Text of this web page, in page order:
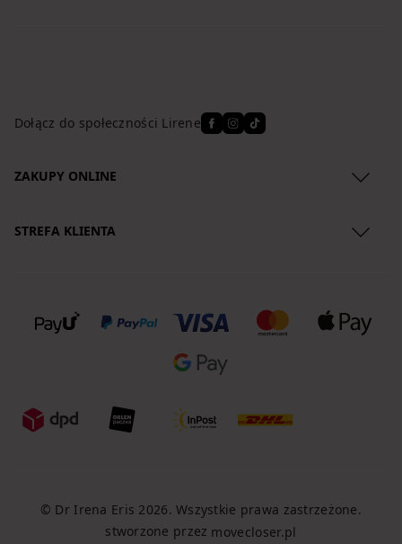
Dołącz do społeczności Lirene
ZAKUPY ONLINE
Polityka Prywatności
Regulamin newslettera
STREFA KLIENTA
Koszty dostawy
stworzone przez movecloser.pl
© Dr Irena Eris 2026. Wszystkie prawa zastrzeżone.